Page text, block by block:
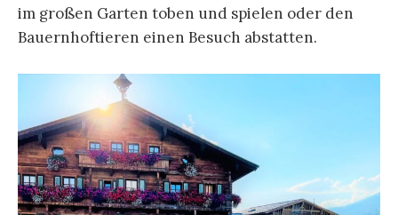
im großen Garten toben und spielen oder den
Bauernhoftieren einen Besuch abstatten.